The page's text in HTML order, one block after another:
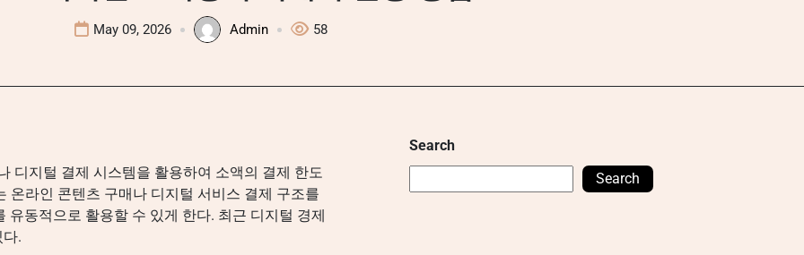
May 09, 2026 Admin 58
디지털 결제 시스템을 활용하여 소액의 결제 한도
온라인 콘텐츠 구매나 디지털 서비스 결제 구조를
동적으로 활용할 수 있게 한다. 최근 디지털 경제
.
Search
Search